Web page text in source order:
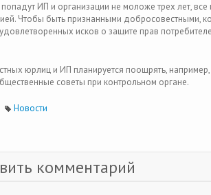
ИП и организации не моложе трех лет,
Чтобы быть признанными добросовестными,
исков о защите прав
юрлиц и ИП планируется поощрять,
советы при контрольном органе.
Новости
комментарий